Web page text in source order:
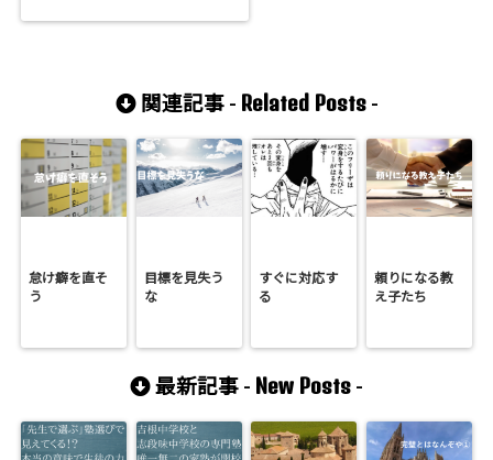
関連記事 - Related Posts-
怠け癖を直そ
う
目標を見失う
な
すぐに対応す
る
頼りになる教
え子たち
最新記事 - New Posts -